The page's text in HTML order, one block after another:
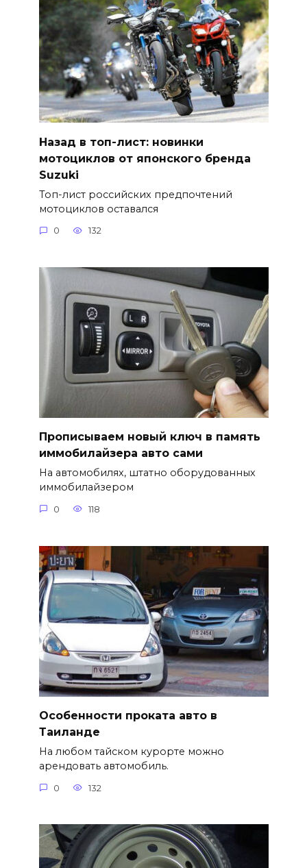
Назад в топ-лист: новинки
мотоциклов от японского бренда
Suzuki
Топ-лист российских предпочтений
мотоциклов оставался
0 132
Прописываем новый ключ в память
иммобилайзера авто сами
На автомобилях, штатно оборудованных
иммобилайзером
0 118
Особенности проката авто в
Таиланде
На любом тайском курорте можно
арендовать автомобиль.
0 132